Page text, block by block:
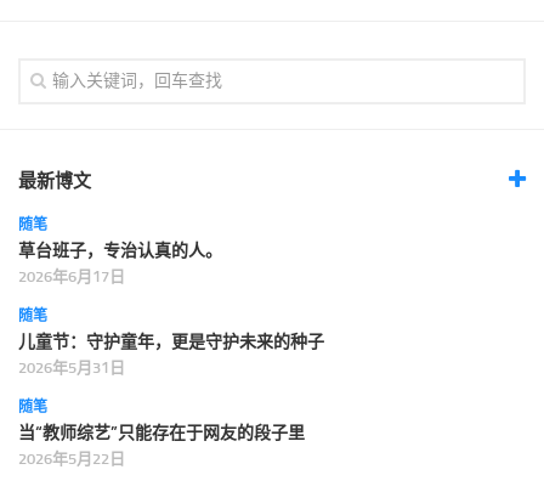
最新博文
随笔
草台班子，专治认真的人。
2026年6月17日
随笔
儿童节：守护童年，更是守护未来的种子
2026年5月31日
随笔
当“教师综艺”只能存在于网友的段子里
2026年5月22日